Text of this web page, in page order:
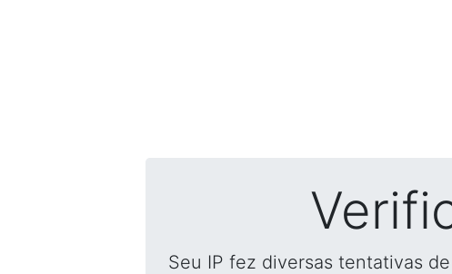
Seu IP fez diversas tentativas